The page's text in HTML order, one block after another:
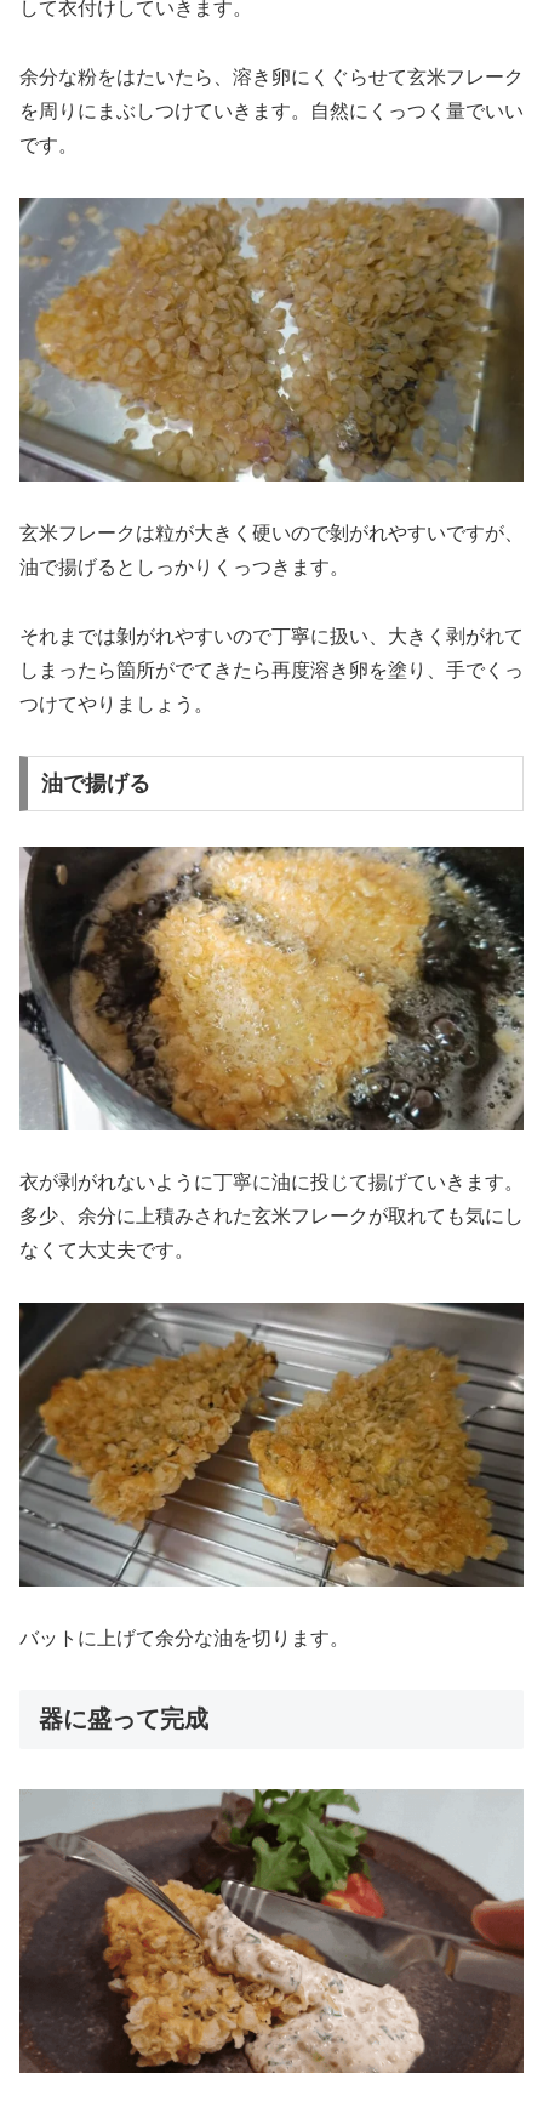
して衣付けしていきます。
余分な粉をはたいたら、溶き卵にくぐらせて玄米フレーク
を周りにまぶしつけていきます。自然にくっつく量でいい
です。
玄米フレークは粒が大きく硬いので剝がれやすいですが、
油で揚げるとしっかりくっつきます。
それまでは剝がれやすいので丁寧に扱い、大きく剥がれて
しまったら箇所がでてきたら再度溶き卵を塗り、手でくっ
つけてやりましょう。
油で揚げる
衣が剥がれないように丁寧に油に投じて揚げていきます。
多少、余分に上積みされた玄米フレークが取れても気にし
なくて大丈夫です。
バットに上げて余分な油を切ります。
器に盛って完成